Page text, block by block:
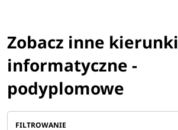
Zobacz inne kierunki
informatyczne -
podyplomowe
FILTROWANIE